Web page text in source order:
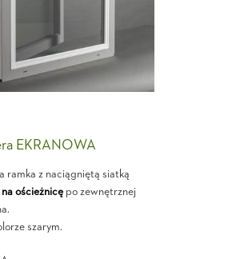
EKRANOWA
ramka z naciągniętą siatką
na ościeżnicępo zewnętrznej
szarym.